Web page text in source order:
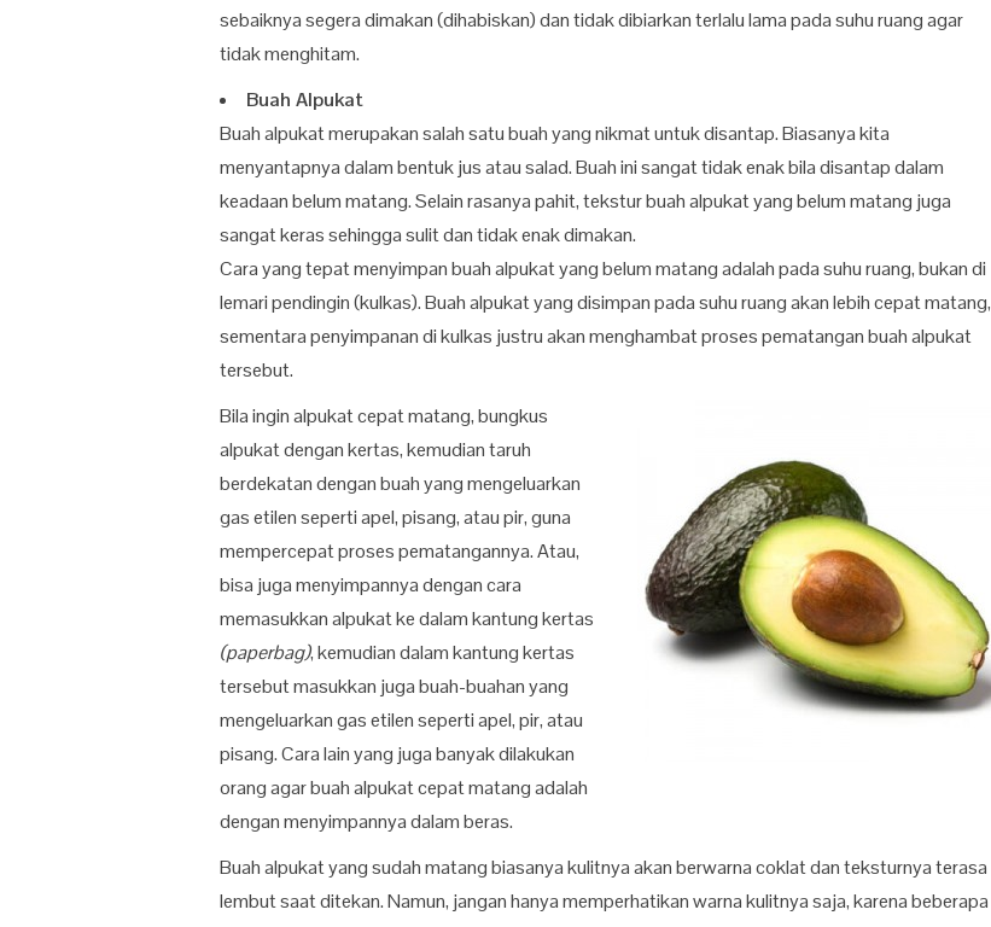
sebaiknya segera dimakan (dihabiskan) dan tidak dibiarkan terlalu lama pada suhu ruang agar
tidak menghitam.
Buah Alpukat
Buah alpukat merupakan salah satu buah yang nikmat untuk disantap. Biasanya kita
menyantapnya dalam bentuk jus atau salad. Buah ini sangat tidak enak bila disantap dalam
keadaan belum matang. Selain rasanya pahit, tekstur buah alpukat yang belum matang juga
sangat keras sehingga sulit dan tidak enak dimakan.
Cara yang tepat menyimpan buah alpukat yang belum matang adalah pada suhu ruang, bukan di
lemari pendingin (kulkas). Buah alpukat yang disimpan pada suhu ruang akan lebih cepat matang,
sementara penyimpanan di kulkas justru akan menghambat proses pematangan buah alpukat
tersebut.
Bila ingin alpukat cepat matang, bungkus
alpukat dengan kertas, kemudian taruh
berdekatan dengan buah yang mengeluarkan
gas etilen seperti apel, pisang, atau pir, guna
mempercepat proses pematangannya. Atau,
bisa juga menyimpannya dengan cara
memasukkan alpukat ke dalam kantung kertas
(paperbag), kemudian dalam kantung kertas
tersebut masukkan juga buah-buahan yang
mengeluarkan gas etilen seperti apel, pir, atau
pisang. Cara lain yang juga banyak dilakukan
orang agar buah alpukat cepat matang adalah
dengan menyimpannya dalam beras.
Buah alpukat yang sudah matang biasanya kulitnya akan berwarna coklat dan teksturnya terasa
lembut saat ditekan. Namun, jangan hanya memperhatikan warna kulitnya saja, karena beberapa